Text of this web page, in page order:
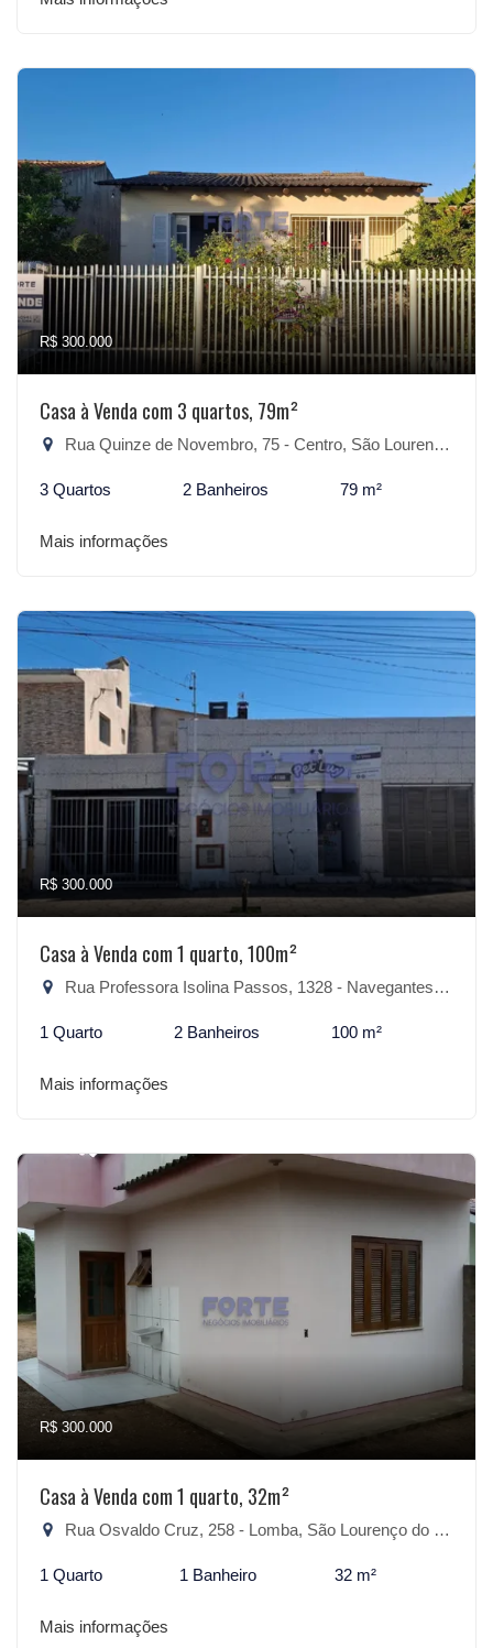
R$ 300.000
Casa à Venda com 3 quartos, 79m²
Rua Quinze de Novembro, 75 - Centro, São Lourenço do Sul-RS
3 Quartos 2 Banheiros 79 m²
Mais informações
R$ 300.000
Casa à Venda com 1 quarto, 100m²
Rua Professora Isolina Passos, 1328 - Navegantes, São Lourenço do Sul-RS
1 Quarto 2 Banheiros 100 m²
Mais informações
R$ 300.000
Casa à Venda com 1 quarto, 32m²
Rua Osvaldo Cruz, 258 - Lomba, São Lourenço do Sul-RS
1 Quarto 1 Banheiro 32 m²
Mais informações